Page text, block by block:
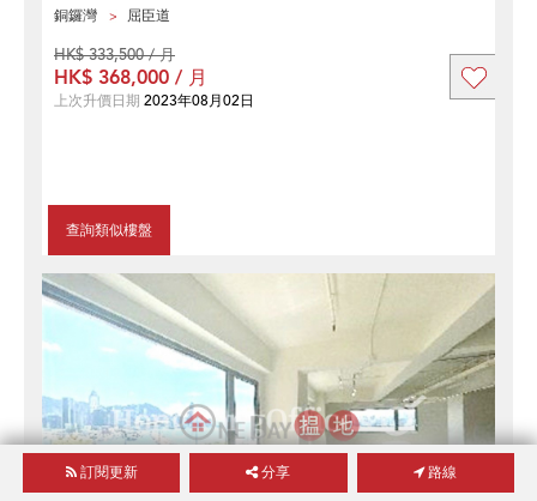
銅鑼灣 屈臣道
查詢類似樓盤
HK$ 333,500 / 月
HK$ 368,000 / 月
上次升價日期 2023年08月02日
訂閱更新 分享 路線